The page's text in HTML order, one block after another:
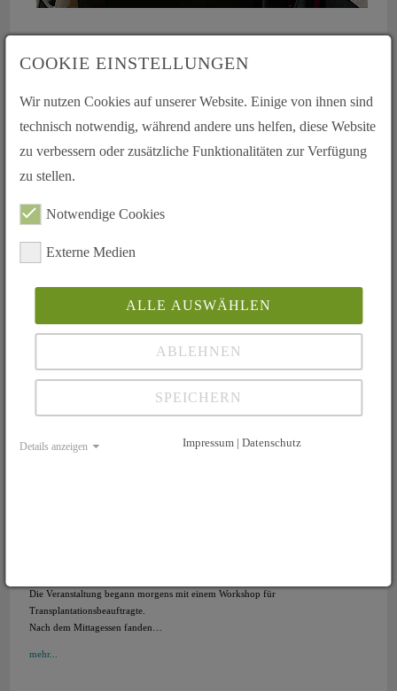
Pfalz) plädiert für eine „Kultur für Organspende“
Infoveranstaltung Organspende, 26.6.19 im Betzdorfer Rathaus
Das Land Rheinland-Pfalz möchte auch dazu beitragen, dass mehr Menschen
sich zu einer Organspende entscheiden. Deshalb lud die Rheinland-Pfälzische
in ihre…
mehr...
Die Veranstaltung begann morgens mit einem Workshop für
Transplantationsbeauftragte.
Nach dem Mittagessen fanden…
mehr...
COOKIE EINSTELLUNGEN
Wir nutzen Cookies auf unserer Website. Einige von ihnen sind
technisch notwendig, während andere uns helfen, diese Website
zu verbessern oder zusätzliche Funktionalitäten zur Verfügung
zu stellen.
Notwendige Cookies
Externe Medien
ALLE AUSWÄHLEN
ABLEHNEN
SPEICHERN
Details anzeigen Impressum | Datenschutz